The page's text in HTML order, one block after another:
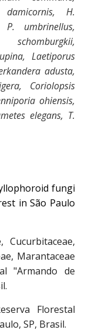
damicornis, H.
P. umbrinellus,
schomburgkii,
Laetiporus
adusta,
Coriolopsis
ohiensis,
elegans, T.
fungi
in São Paulo
Cucurbitaceae,
Marantaceae
"Armando de
Florestal
SP, Brasil.